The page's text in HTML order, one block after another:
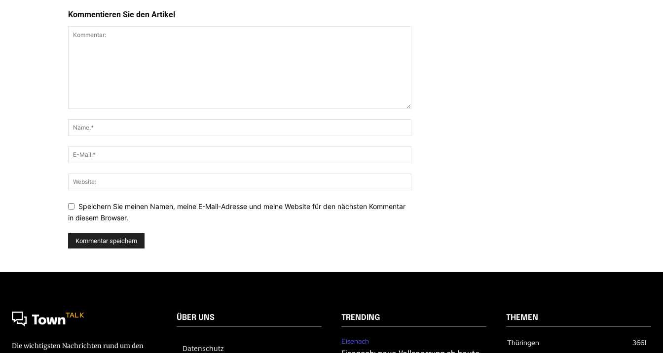
Kommentieren Sie den Artikel
Speichern Sie meinen Namen, meine E-Mail-Adresse und meine Website für den nächsten Kommentar
in diesem Browser.
TownTALK
Die wichtigsten Nachrichten rund um den
ÜBER UNS
Datenschutz
TRENDING
Eisenach
THEMEN
Thüringen 3661